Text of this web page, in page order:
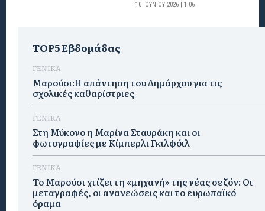
10 ΙΟΥΝΊΟΥ 2026 | 1:06
TOP5 Εβδομάδας
ΓΕΝΙΚΑ
Μαρούσι:Η απάντηση του Δημάρχου για τις
σχολικές καθαρίστριες
ΓΕΝΙΚΑ
Στη Μύκονο η Μαρίνα Σταυράκη και οι
φωτογραφίες με Κίμπερλι Γκιλφόιλ
ΓΕΝΙΚΑ
Το Μαρούσι χτίζει τη «μηχανή» της νέας σεζόν: Οι
μεταγραφές, οι ανανεώσεις και το ευρωπαϊκό
όραμα